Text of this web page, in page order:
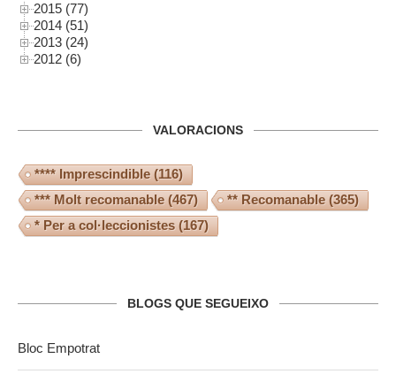
2015 (77)
2014 (51)
2013 (24)
2012 (6)
VALORACIONS
**** Imprescindible(116)
*** Molt recomanable(467) ** Recomanable(365)
* Per a col·leccionistes (167)
BLOGS QUE SEGUEIXO
Bloc Empotrat